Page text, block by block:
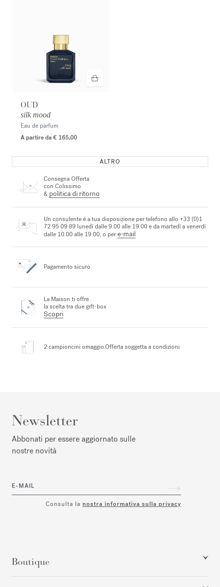
OUD
silk mood
Eau de parfum
A partire da€ 165,00
ALTRO
Consegna Offerta
con Colissimo
& politica di ritorno
Un consulente è a tua disposizione per telefono allo +33 (0)1
72 95 09 89 lunedì dalle 9.00 alle 19.00 e da martedì a venerdì
dalle 10.00 alle 19.00, o pere-mail
Pagamento sicuro
La Maison ti offre
la scelta tra due gift-box
Scopri
2 campioncini omaggio.Offerta soggetta a condizioni
Newsletter
Abbonati per essere aggiornato sulle
nostre novità
E-MAIL
Consulta la nostra informativa sulla privacy
Boutique